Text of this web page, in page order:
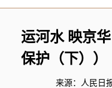
运河水 映京
保护（下））
来源：人民日